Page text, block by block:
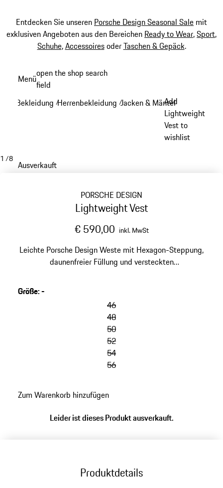
Entdecken Sie unseren Porsche Design Seasonal Sale mit
exklusiven Angeboten aus den Bereichen Ready to Wear,Sport,
Schuhe,AccessoiresoderTaschen & Gepäck.
Hauptinhalt
Menüopen the shop search
field
Bekleidung /Herrenbekleidung /Jacken & Mäntel
Add
Lightweight
Vest to
wishlist
1 /8
Ausverkauft
PORSCHE DESIGN
Lightweight Vest
€ 590,00 inkl. MwSt
Leichte Porsche Design Weste mit Hexagon-Steppung,
daunenfreier Füllung und versteckten
Größe:-
46
48
50
52
54
56
Zum Warenkorb hinzufügen
Leider ist dieses Produkt ausverkauft.
Produktdetails